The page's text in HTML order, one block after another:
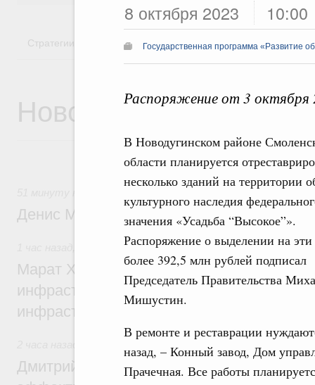
8 октября 2023 10:00
Государственная программа «Развитие
Распоряжение от 3
В Новодугинском районе
области планируется
несколько зданий на территории
культурного наследия
значения «Усадьба “Высокое”».
Распоряжение о выделении на
более 392,5 млн рублей подписал
Председатель Правительства
Мишустин.
В ремонте и реставрации
назад, – Конный завод, Дом
Прачечная. Все работы
Стратегии Государственные программы
Новости
Общие вопросы промышленной политики
Денис Мантуров посетил Ярославскую
Бюджеты субъектов Федерации.
Марат Хуснуллин: 15 объектов
инфраструктуры построили и обновили
инфраструктурным кредитам
Развитие сельских территорий
Дмитрий Патрушев: Синхронизация